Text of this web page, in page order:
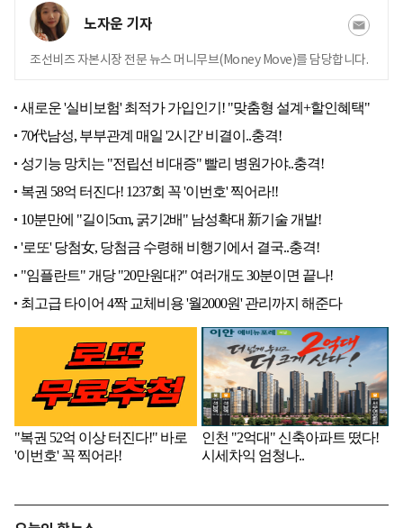
노자운 기자
조선비즈 자본시장 전문 뉴스 머니무브(Money Move)를 담당합니다.